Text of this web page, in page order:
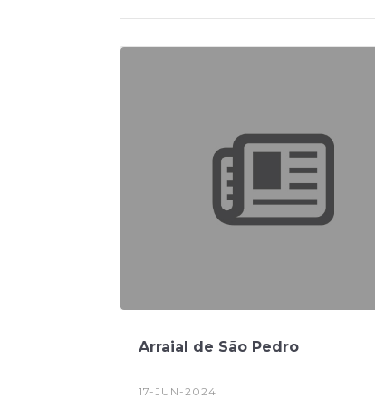
Arraial de São Pedro
17-JUN-2024